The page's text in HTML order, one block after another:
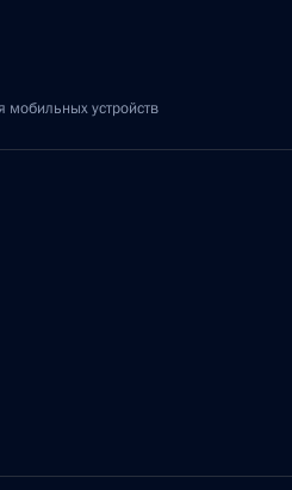
мобильных устройств